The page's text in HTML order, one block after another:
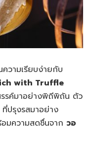
วามเรียบง่ายกับ
with Truffle
รค์มาอย่างพิถีพิถัน ตัว
ที่ปรุงรสมาอย่าง
มความสดชื่นจาก วอ